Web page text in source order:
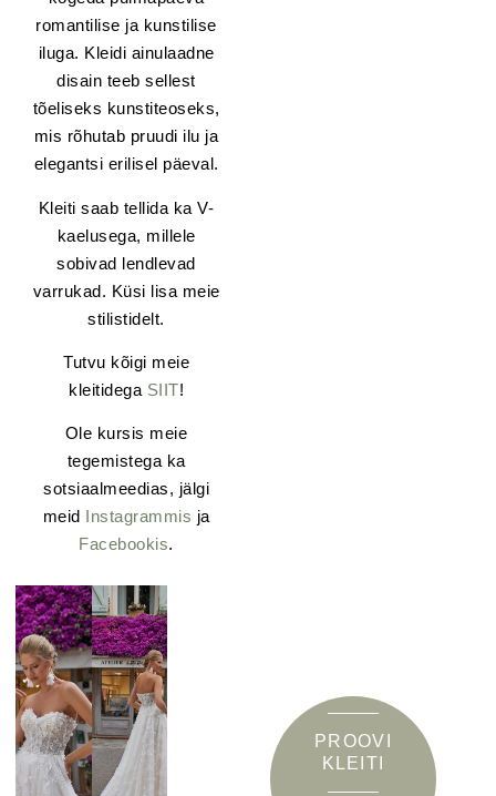
romantilise ja kunstilise
iluga. Kleidi ainulaadne
disain teeb sellest
tõeliseks kunstiteoseks,
mis rõhutab pruudi ilu ja
elegantsi erilisel päeval.
Kleiti saab tellida ka V-
kaelusega, millele
sobivad lendlevad
varrukad. Küsi lisa meie
stilistidelt.
Tutvu kõigi meie
kleitidega SIIT!
Ole kursis meie
tegemistega ka
sotsiaalmeedias, jälgi
meid Instagrammis ja
Facebookis.
PROOVI
KLEITI